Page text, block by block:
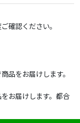
確認ください。
品をお届けします。
お届けします。都合